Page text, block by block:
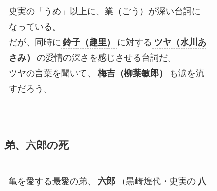
史実の「うめ」以上に、業（ごう）が深い台詞に
なっている。
だが、同時に 鈴子（趣里） に対する ツヤ（水川あ
さみ）
の愛情の深さを感じさせる台詞だ。
ツヤの言葉を聞いて、
梅吉（柳葉敏郎）
も涙を流
すだろう。
弟、六郎の死
亀を愛する最愛の弟、 六郎 （黒崎煌代・史実の 八